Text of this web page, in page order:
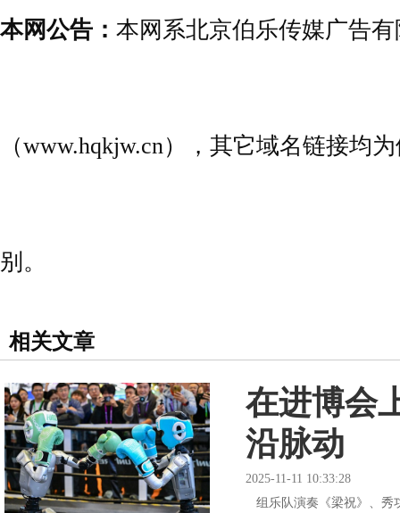
本网公告： 本网系北京伯乐传媒广告
（www.hqkjw.cn），其它域名链接均
别。
相关文章
在进博会
沿脉动
2025-11-11 10:33:28
组乐队演奏《梁祝》、秀